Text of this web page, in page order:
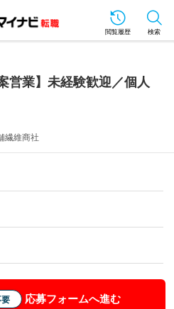
閲覧履歴 検索
業】未経験歓迎／個人
繊維商社
応募フォームへ進む